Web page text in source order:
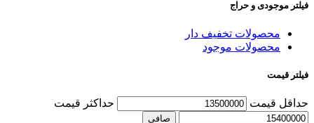
فیلتر موجودی و حراج
محصولات تخفیف دار
محصولات موجود
فیلتر قیمت
حداقل قیمت حداكثر قيمت
صافی